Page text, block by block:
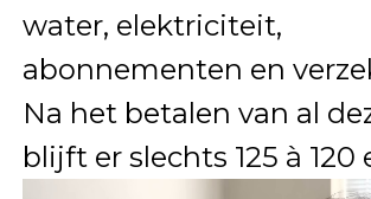
water, elektriciteit,
abonnementen en
Na het betalen van al
blijft er slechts 125 à 120